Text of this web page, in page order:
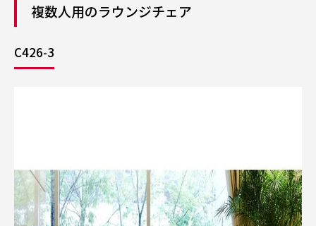
複数人用のラウンジチェア
C426-3